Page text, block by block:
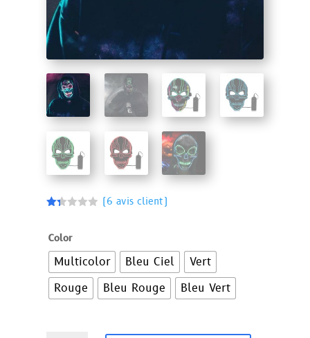
1.3
3
s
ur
5
ba
s
é
(6 avis client)
Color
Multicolor Bleu Ciel
Vert
Rouge
Bleu Rouge Bleu Vert